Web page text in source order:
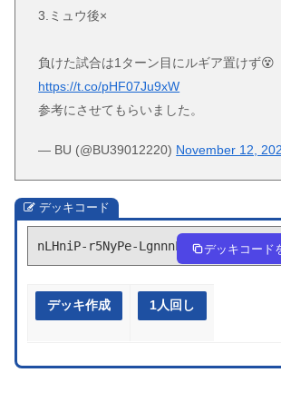
3.ミュウ後×
負けた試合は1ターン目にルギア置けず😵
https://t.co/pHF07Ju9xW
参考にさせてもらいました。
— BU (@BU39012220) November 12,
デッキコード
nLHniP-r5NyPe-LgnnnL デッキコード
デッキ作成 1人回し